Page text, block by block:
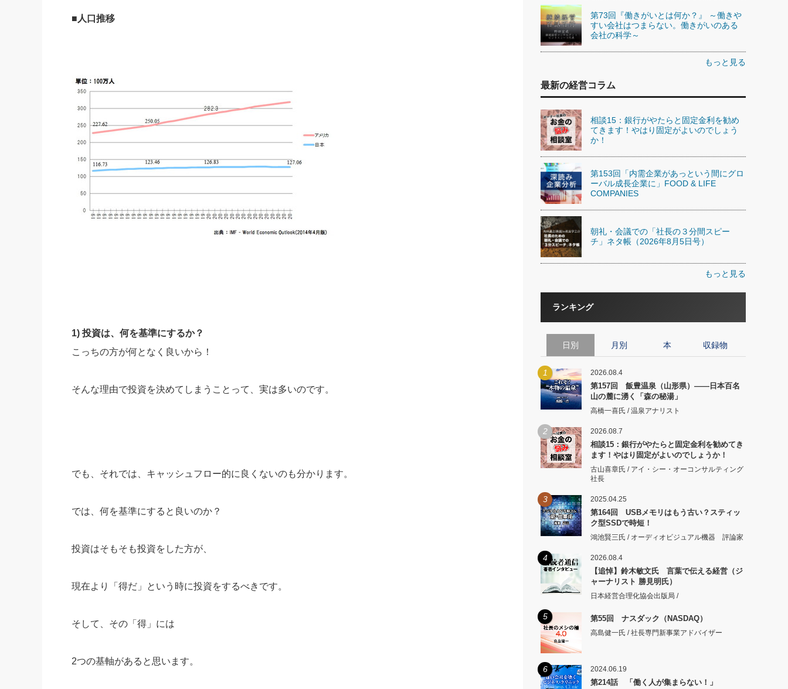
■人口推移
1) 投資は、何を基準にするか？
こっちの方が何となく良いから！
そんな理由で投資を決めてしまうことって、実は多いのです。
でも、それでは、キャッシュフロー的に良くないのも分かります。
では、何を基準にすると良いのか？
投資はそもそも投資をした方が、
現在より「得だ」という時に投資をするべきです。
そして、その「得」には
2つの基軸があると思います。
第73回『働きがいとは何か？』 ～働きや
すい会社はつまらない。働きがいのある
会社の科学～
もっと見る
最新の経営コラム
相談15：銀行がやたらと固定金利を勧め
てきます！やはり固定がよいのでしょう
か！
第153回「内需企業があっという間にグロ
ーバル成長企業に」FOOD & LIFE
COMPANIES
朝礼・会議での「社長の３分間スピー
チ」ネタ帳（2026年8月5日号）
もっと見る
ランキング
日別 月別 本 収録物
1 2026.08.4
第157回 飯豊温泉（山形県）――日本百名
山の麓に湧く「森の秘湯」
高橋一喜氏 / 温泉アナリスト
2 2026.08.7
相談15：銀行がやたらと固定金利を勧めてき
ます！やはり固定がよいのでしょうか！
古山喜章氏 / アイ・シー・オーコンサルティング
社長
3 2025.04.25
第164回 USBメモリはもう古い？スティッ
ク型SSDで時短！
鴻池賢三氏 / オーディオビジュアル機器 評論家
4 2026.08.4
【追悼】鈴木敏文氏 言葉で伝える経営（ジ
ャーナリスト 勝見明氏）
日本経営合理化協会出版局 /
5 第55回 ナスダック（NASDAQ）
高島健一氏 / 社長専門新事業アドバイザー
6 2024.06.19
第214話 「働く人が集まらない！」